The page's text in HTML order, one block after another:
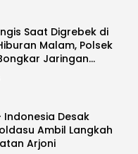
Saat Digrebek di
Malam, Polsek
Jaringan
Indonesia Desak
Ambil Langkah
Arjoni